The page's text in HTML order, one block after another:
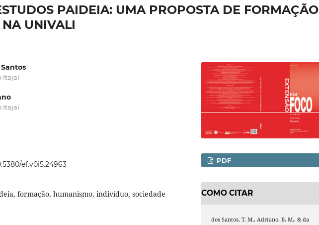
PAIDEIA: UMA PROPOSTA DE FORMAÇÃO
UNIVALI
Itajaí
Itajaí
ef.v0i5.24963
formação, humanismo, indivíduo, sociedade
PDF
COMO CITAR
dos Santos, T. M., Adriano, B. M., & da